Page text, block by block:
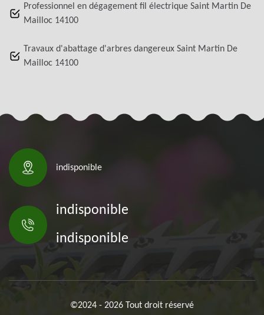
Professionnel en dégagement fil électrique Saint Martin De
Mailloc 14100
Travaux d'abattage d'arbres dangereux Saint Martin De
Mailloc 14100
indisponible
indisponible
indisponible
©2024 - 2026 Tout droit réservé